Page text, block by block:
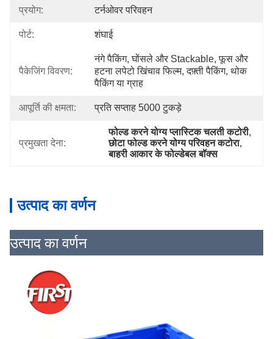
प्रयोग: टर्नओवर परिवहन
पोर्ट: शंघाई
पैकेजिंग विवरण:
नंगे पैकिंग, घोंसले और Stackable, फूस और
हटना लपेटो खिंचाव फिल्म, दफ़्ती पैकिंग, थोक
पैकिंग या ग्राह
आपूर्ति की क्षमता: प्रति सप्ताह 5000 टुकड़े
प्रमुखता देना:
फोल्ड करने योग्य प्लास्टिक चलती कटोरी
छोटा फोल्ड करने योग्य परिवहन कटोरा,
बाहरी आकार के फोल्डेबल बॉक्स
उत्पाद का वर्णन
उत्पाद का वर्णन